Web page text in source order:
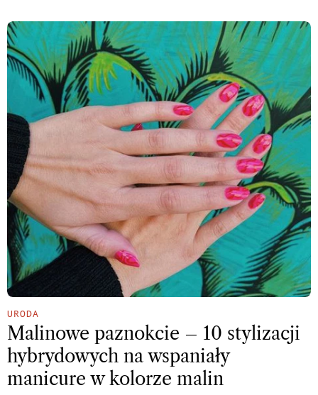
URODA
Malinowe paznokcie – 10 stylizacji
hybrydowych na wspaniały
manicure w kolorze malin